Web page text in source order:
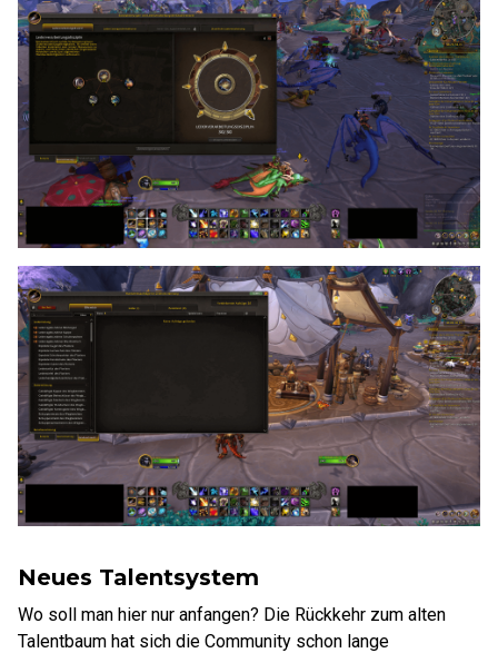
Neues Talentsystem
Wo soll man hier nur anfangen? Die Rückkehr zum alten
Talentbaum hat sich die Community schon lange